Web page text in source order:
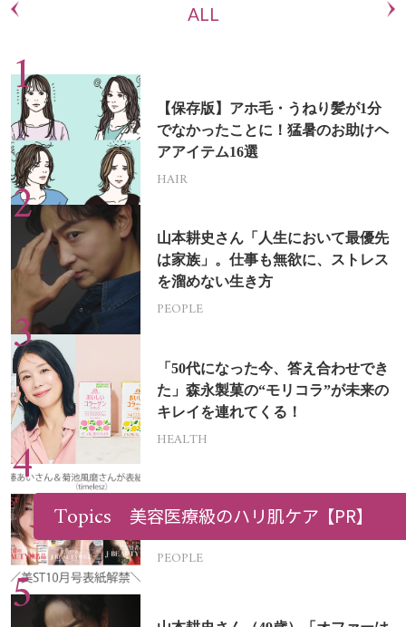
ALL
【保存版】アホ毛・うねり髪が1分
でなかったことに！猛暑のお助けヘ
アアイテム16選
HAIR
山本耕史さん「人生において最優先
は家族」。仕事も無欲に、ストレス
を溜めない生き方
PEOPLE
「50代になった今、答え合わせでき
た」森永製菓の“モリコラ”が未来の
キレイを連れてくる！
HEALTH
美ST 2026年10月号表紙解禁！【表
PEOPLE
Topics 美容医療級のハリ肌ケア【PR】